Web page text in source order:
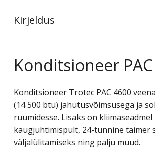
Kirjeldus
Konditsioneer
Konditsioneer Trotec PAC 4600
(14 500 btu) jahutusvõimsusega ja
ruumidesse. Lisaks on
kaugjuhtimispult, 24-tunnine taimer
väljalülitamiseks ning palju muud.